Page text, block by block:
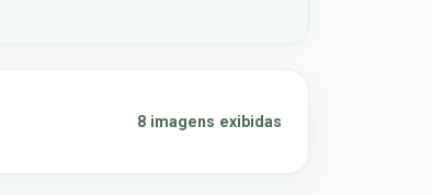
8 imagens exibidas